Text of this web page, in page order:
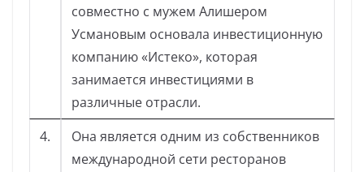
совместно с мужем Алишером
Усмановым основала инвестиционную
компанию «Истеко», которая
занимается инвестициями в
различные отрасли.
4.
Она является одним из собственников
международной сети ресторанов